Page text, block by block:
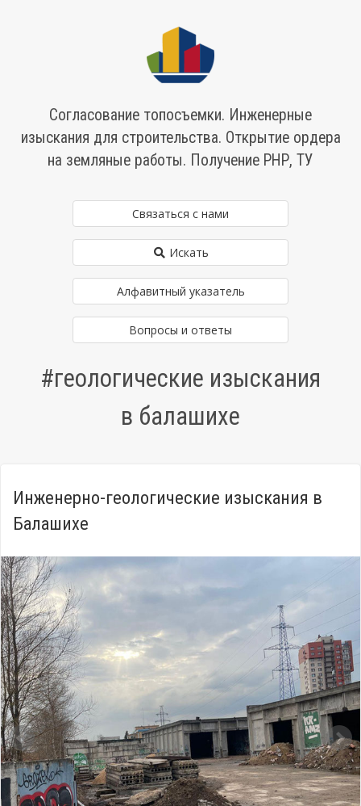
Согласование топосъемки. Инженерные
изыскания для строительства. Открытие ордера
на земляные работы. Получение РНР, ТУ
Связаться с нами
Искать
Алфавитный указатель
Вопросы и ответы
#геологические изыскания
в балашихе
Инженерно-геологические изыскания в
Балашихе